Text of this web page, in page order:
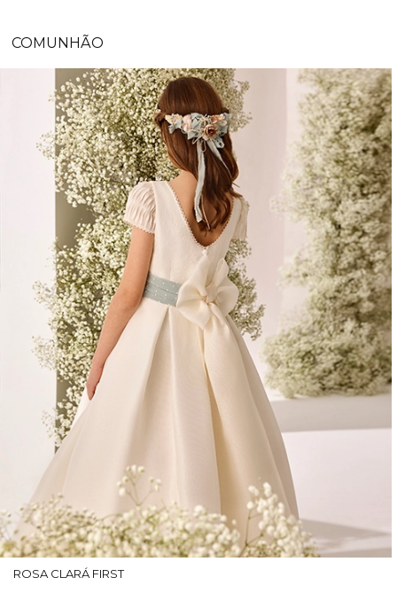
COMUNHÃO
ROSA CLARÁ FIRST